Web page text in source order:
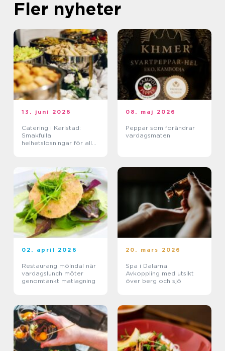
Fler nyheter
13. juni 2026
Catering i Karlstad:
Smakfulla
helhetslösningar för alla
08. maj 2026
Peppar som förändrar
vardagsmaten
02. april 2026
Restaurang mölndal när
vardagslunch möter
genomtänkt matlagning
20. mars 2026
Spa i Dalarna:
Avkoppling med utsikt
över berg och sjö